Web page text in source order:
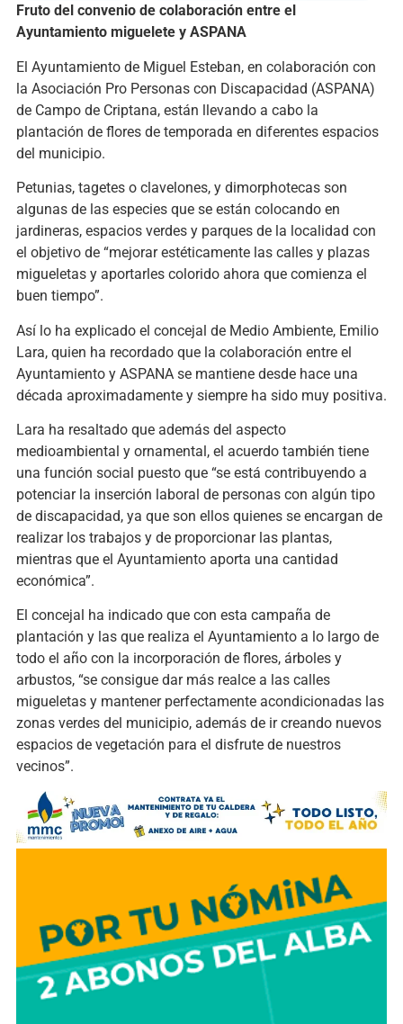
Fruto del convenio de colaboración entre el
Ayuntamiento miguelete y ASPANA
El Ayuntamiento de Miguel Esteban, en colaboración con
la Asociación Pro Personas con Discapacidad (ASPANA)
de Campo de Criptana, están llevando a cabo la
plantación de flores de temporada en diferentes espacios
del municipio.
Petunias, tagetes o clavelones, y dimorphotecas son
algunas de las especies que se están colocando en
jardineras, espacios verdes y parques de la localidad con
el objetivo de “mejorar estéticamente las calles y plazas
migueletas y aportarles colorido ahora que comienza el
buen tiempo”.
Así lo ha explicado el concejal de Medio Ambiente, Emilio
Lara, quien ha recordado que la colaboración entre el
Ayuntamiento y ASPANA se mantiene desde hace una
década aproximadamente y siempre ha sido muy positiva.
Lara ha resaltado que además del aspecto
medioambiental y ornamental, el acuerdo también tiene
una función social puesto que “se está contribuyendo a
potenciar la inserción laboral de personas con algún tipo
de discapacidad, ya que son ellos quienes se encargan de
realizar los trabajos y de proporcionar las plantas,
mientras que el Ayuntamiento aporta una cantidad
económica”.
El concejal ha indicado que con esta campaña de
plantación y las que realiza el Ayuntamiento a lo largo de
todo el año con la incorporación de flores, árboles y
arbustos, “se consigue dar más realce a las calles
migueletas y mantener perfectamente acondicionadas las
zonas verdes del municipio, además de ir creando nuevos
espacios de vegetación para el disfrute de nuestros
vecinos”.